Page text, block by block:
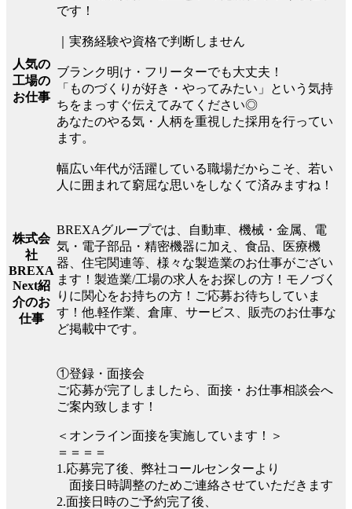
人気の
工場の
お仕事
です！
｜実務経験や資格で判断しません
ブランク明け・フリーターでも大丈夫！
「ものづくりが好き・やってみたい」という気持
ちをまっすぐ伝えてみてください◎
あなたのやる気・人柄を重視した採用を行ってい
ます。
幅広い年代が活躍している職場だからこそ、若い
人に囲まれて窮屈な思いをしなくて済みますね！
株式会
社
BREXA
Next紹
介のお
仕事
BREXAグループでは、自動車、機械・金属、電
気・電子部品・精密機器に加え、食品、医療機
器、住宅関連等、様々な製造業のお仕事がござい
ます！製造業/工場の求人をお探しの方！モノづく
りに関心をお持ちの方！ご応募お待ちしていま
す！他.軽作業、倉庫、サービス、販売のお仕事な
ど掲載中です。
①登録・面接会
ご応募が完了しましたら、面接・お仕事相談会へ
ご案内致します！
＜オンライン面接を実施しています！＞
＝＝＝＝
1.応募完了後、弊社コールセンターより
面接日時調整のためご連絡させていただきます
2.面接日時のご予約完了後、